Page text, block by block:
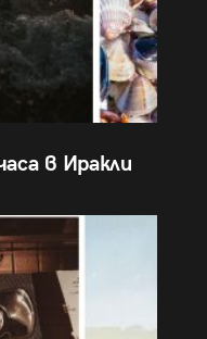
в Иракли